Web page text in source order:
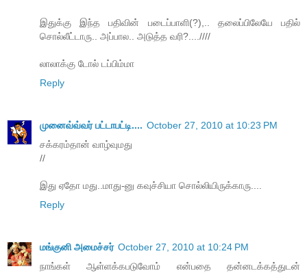
இதுக்கு இந்த பதிவின் படைப்பாளி(?),.. தலைப்பிலேயே பதில்
சொல்லீட்டாரு.. அப்பால.. அடுத்த வரி?....////
லாலாக்கு டோல் டப்பிம்மா
Reply
முனைவ்வ்வர் பட்டாபட்டி.... October 27, 2010 at 10:23 PM
சக்கரம்தான் வாழ்வுமது
//
இது ஏதோ மது..மாது-னு கவுச்சியா சொல்லியிருக்காரு....
Reply
மங்குனி அமைச்சர் October 27, 2010 at 10:24 PM
நாங்கள் ஆள்ளக்கபடுவோம் என்பதை தன்னடக்கத்துடன்